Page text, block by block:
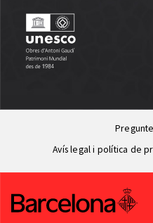
Avís legal i política de